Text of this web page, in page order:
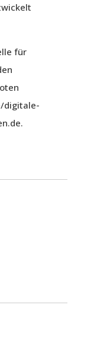
für
digitale-
.